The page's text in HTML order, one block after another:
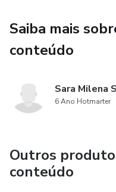
Pinos metálicos fundidos
Pinos de fibra de vidro
Exodontia simples
Técnicas anestésicas
ou encadernar
Saiba mais
conteúdo
Sara Milena
6 Ano Hotmarter
Outros
conteúdo